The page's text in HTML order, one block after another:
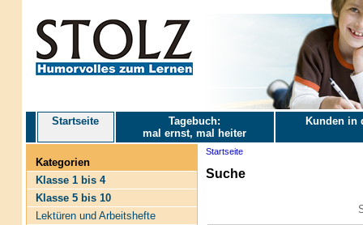
Startseite
Tagebuch:
mal ernst, mal heiter
Kunden in
Kategorien
Klasse 1 bis 4
Klasse 5 bis 10
Lektüren und Arbeitshefte
Startseite
Suche